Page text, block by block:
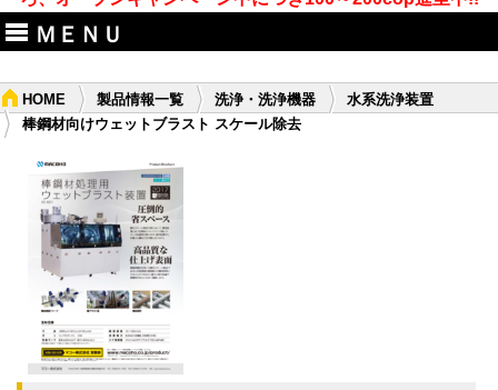
ＭＥＮＵ
HOME 製品情報一覧 洗浄・洗浄機器
水系洗浄装置
棒鋼材向けウェットブラスト スケール除去